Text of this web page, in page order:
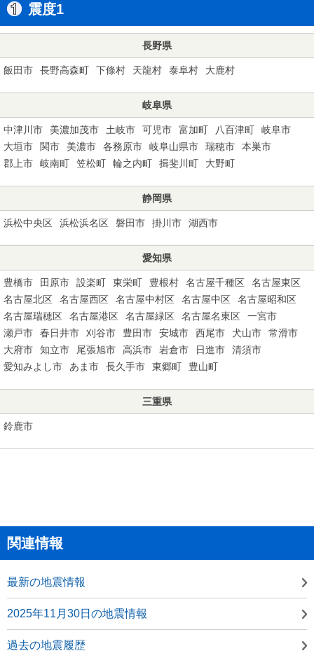
震度1
長野県
飯田市 長野高森町 下條村 天龍村 泰阜村 大鹿村
岐阜県
中津川市 美濃加茂市 土岐市 可児市 富加町 八百津町
岐阜市
大垣市
関市 美濃市 各務原市 岐阜山県市 瑞穂市
本巣市
郡上市
岐南町 笠松町 輪之内町 揖斐川町 大野町
静岡県
浜松中央区 浜松浜名区 磐田市 掛川市 湖西市
愛知県
豊橋市 田原市 設楽町 東栄町 豊根村 名古屋千種区
名古屋東区
名古屋北区
名古屋西区 名古屋中村区 名古屋中区
名古屋昭和区
名古屋瑞穂区
名古屋港区 名古屋緑区 名古屋名東区
一宮市
瀬戸市
春日井市 刈谷市 豊田市 安城市 西尾市 犬山市
常滑市
大府市
知立市 尾張旭市 高浜市 岩倉市 日進市
清須市
愛知みよし市
あま市 長久手市 東郷町 豊山町
三重県
鈴鹿市
関連情報
最新の地震情報
2025年11月30日の地震情報
過去の地震履歴